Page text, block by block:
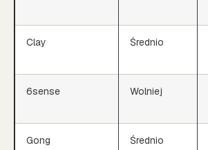
Clay Średnio
6sense Wolniej
Gong Średnio